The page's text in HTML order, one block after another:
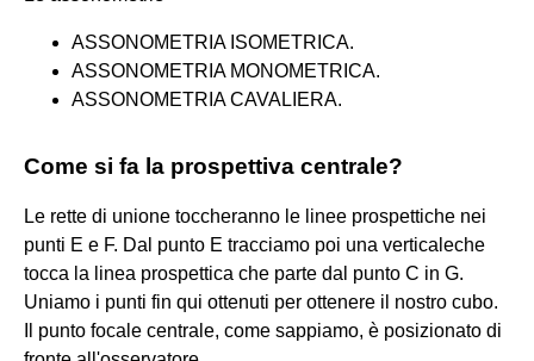
ASSONOMETRIA ISOMETRICA.
ASSONOMETRIA MONOMETRICA.
ASSONOMETRIA CAVALIERA.
Come si fa la prospettiva centrale?
Le rette di unione toccheranno le linee prospettiche nei
punti E e F. Dal punto E tracciamo poi una verticaleche
tocca la linea prospettica che parte dal punto C in G.
Uniamo i punti fin qui ottenuti per ottenere il nostro cubo.
Il punto focale centrale, come sappiamo, è posizionato di